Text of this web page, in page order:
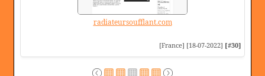
radiateursoufflant.com
[France] [18-07-2022] [#30]